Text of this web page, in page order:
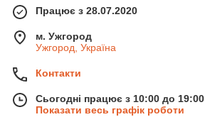
Працює з 28.07.2020
м. Ужгород
Ужгород, Україна
Контакти
Сьогодні працює з 10:00 до 19:00
Показати весь графік роботи